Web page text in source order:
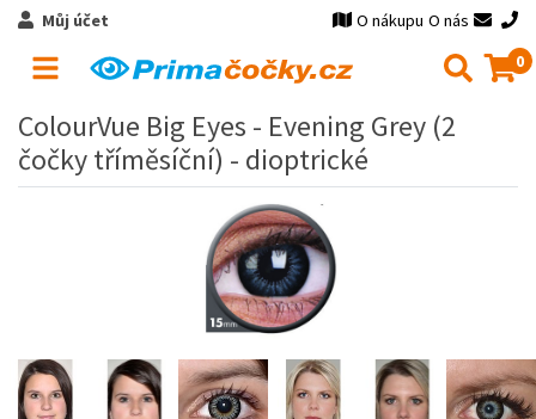
Můj účet O nákupu O nás
0
ColourVue Big Eyes - Evening Grey (2
čočky tříměsíční) - dioptrické